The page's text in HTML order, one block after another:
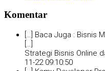
Komentar
[…] Baca Juga : Bisnis
Strategi Bisnis Online
11-22 09:10:50